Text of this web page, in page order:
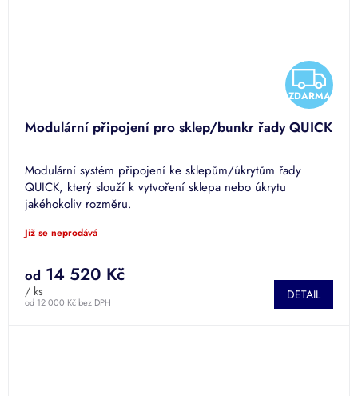
Z
D
ZDARMA
Modulární připojení pro sklep/bunkr řady QUICK
Modulární systém připojení ke sklepům/úkrytům řady
QUICK, který slouží k vytvoření sklepa nebo úkrytu
jakéhokoliv rozměru.
Již se neprodává
od 12 000 Kč bez DPH
od 14 520 Kč
/ ks DETAIL